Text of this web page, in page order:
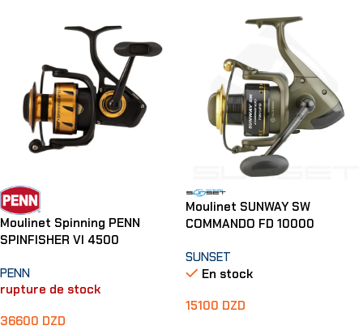
Moulinet Spinning PENN
SPINFISHER VI 4500
PENN
rupture de stock
36600 DZD
Moulinet SUNWAY SW
COMMANDO FD 10000
SUNSET
En stock
15100 DZD